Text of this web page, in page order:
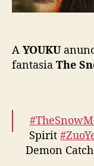
A YOUKU
fantasia The
Spirit
Demon